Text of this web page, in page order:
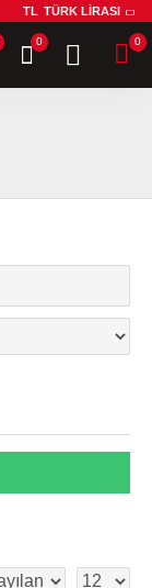
TL TÜRK LIRASI
0 0